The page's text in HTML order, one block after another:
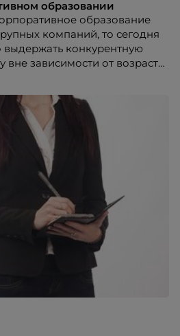
образовании
образование
компаний, то сегодня
конкурентную
зависимости от возраста,
быстро и
должны держать
знать, а лучше
и постоянно работать над
навыков.